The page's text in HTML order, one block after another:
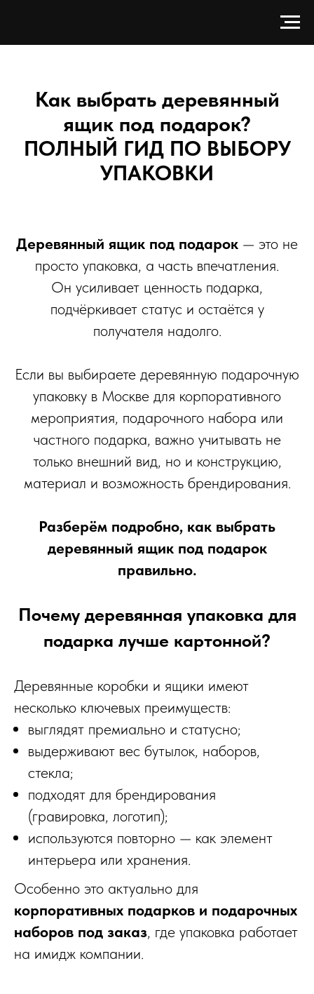
Как выбрать деревянный
ящик под подарок?
ПОЛНЫЙ ГИД ПО ВЫБОРУ
УПАКОВКИ
Деревянный ящик под подарок — это не
просто упаковка, а часть впечатления.
Он усиливает ценность подарка,
подчёркивает статус и остаётся у
получателя надолго.
Если вы выбираете деревянную подарочную
упаковку в Москве для корпоративного
мероприятия, подарочного набора или
частного подарка, важно учитывать не
только внешний вид, но и конструкцию,
материал и возможность брендирования.
Разберём подробно, как выбрать
деревянный ящик под подарок
правильно.
Почему деревянная упаковка для
подарка лучше картонной?
Деревянные коробки и ящики имеют
несколько ключевых преимуществ:
выглядят премиально и статусно;
выдерживают вес бутылок, наборов,
стекла;
подходят для брендирования
(гравировка, логотип);
используются повторно — как элемент
интерьера или хранения.
Особенно это актуально для
корпоративных подарков и подарочных
наборов под заказ, где упаковка работает
на имидж компании.